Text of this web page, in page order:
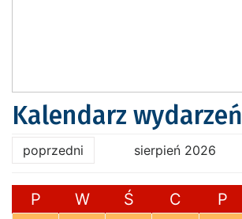
Kalendarz wydarzeń
poprzedni sierpień 2026
P W Ś C P